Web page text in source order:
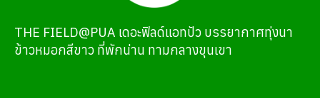
THE FIELD@PUA เดอะฟิลด์แอทปัว บรรยากาศทุ่งนา
ข้าวหมอกสีขาว ที่พักน่าน ทามกลางขุนเขา